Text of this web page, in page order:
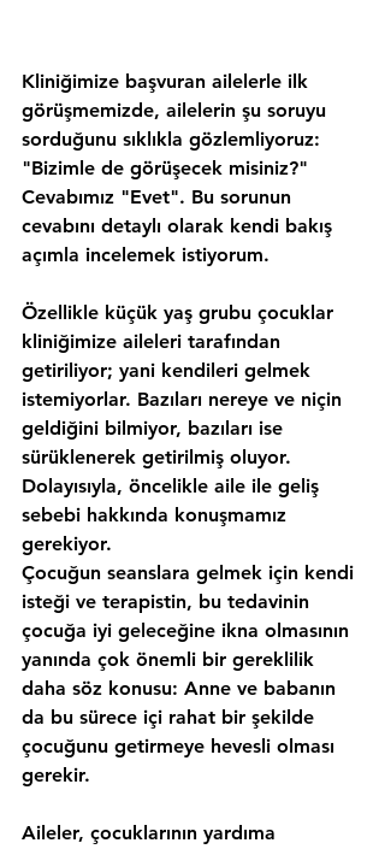
Kliniğimize başvuran ailelerle ilk
görüşmemizde, ailelerin şu soruyu
sorduğunu sıklıkla gözlemliyoruz:
"Bizimle de görüşecek misiniz?"
Cevabımız "Evet". Bu sorunun
cevabını detaylı olarak kendi bakış
açımla incelemek istiyorum.
Özellikle küçük yaş grubu çocuklar
kliniğimize aileleri tarafından
getiriliyor; yani kendileri gelmek
istemiyorlar. Bazıları nereye ve niçin
geldiğini bilmiyor, bazıları ise
sürüklenerek getirilmiş oluyor.
Dolayısıyla, öncelikle aile ile geliş
sebebi hakkında konuşmamız
gerekiyor.
Çocuğun seanslara gelmek için kendi
isteği ve terapistin, bu tedavinin
çocuğa iyi geleceğine ikna olmasının
yanında çok önemli bir gereklilik
daha söz konusu: Anne ve babanın
da bu sürece içi rahat bir şekilde
çocuğunu getirmeye hevesli olması
gerekir.
Aileler, çocuklarının yardıma